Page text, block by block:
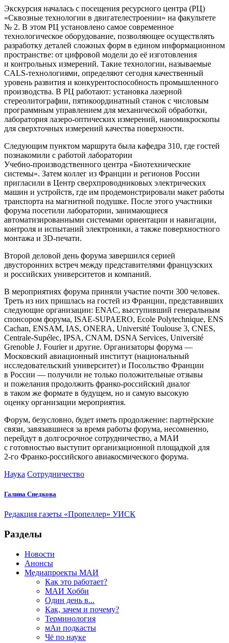
Экскурсия началась с посещения ресурсного центра (РЦ)
«Сквозные технологии в двигателестроении» на факультете
№ 2. В этом РЦ установлено самое современное
технологическое оборудование, позволяющее осуществлять
разработку деталей сложных форм в едином информационном
пространстве: от цифровой модели до её изготовления
и контрольных измерений. Такие технологии, называемые
CALS-технологиями, определяют сегодня качественный
уровень развития и конкурентоспособность промышленного
производства. В РЦ работают: установка лазерной
стереолитографии, пятикоординатный станок с числовым
программным управлением для механической обработки,
лаборатория лазеро-оптических измерений, наномикроскопы
для сверхточных измерений качества поверхности.
Следующим пунктом маршрута была кафедра 310, где гостей
познакомили с работой лаборатории
Учебно-производственного центра «Биотехнические
системы». Затем коллег из Франции и регионов России
пригласили в Центр сверхпроводниковых электрических
машин и устройств, где им продемонстрировали макет работы
транспорта на магнитной подушке. После этого участники
форума посетили лаборатории, занимающиеся
автоматизированными системами ориентации и навигации,
контроля и испытаний электроники, а также поверхностного
монтажа и 3D-печати.
Второй деловой день форума завершился серией
двусторонних встреч между представителями французских
и российских университетов и компаний.
В мероприятиях форума приняли участие почти 300 человек.
Треть из них пришлась на гостей из Франции, представивших
следующие организации: ENAC, выступивший генеральным
спонсором форума, ISAE-SUPAERO, Ecole Polytechnique, ENS
Cachan, ENSAM, IAS, ONERA, Université Toulouse 3, CNES,
Centrale-Supélec, IPSA, CNAM, DSNA Services, Université
Grenoble J. Fourier и другие. Организаторы форума —
Московский авиационный институт (национальный
исследовательский университет) и Посольство Франции
в России — получили не только положительные отзывы
и пожелания продолжить франко-российский диалог
в таком же формате в будущем, но и самую высокую
оценку организации мероприятия.
Форум, безусловно, будет иметь продолжение: партнёрские
связи, завязавшиеся за время работы форума, несомненно,
перейдут в долгосрочное сотрудничество, а МАИ
с готовностью выступит организационной площадкой для
2-го Франко-российского авиакосмического форума.
Наука Сотрудничество
Галина Снедкова
Редакция газеты «Пропеллер» УИСК
Разделы
Новости
Анонсы
Медиапроекты МАИ
Как это работает?
МАИ Хобби
Один день в...
Как, зачем и почему?
Терминология
мАи подкасты
Чё по науке